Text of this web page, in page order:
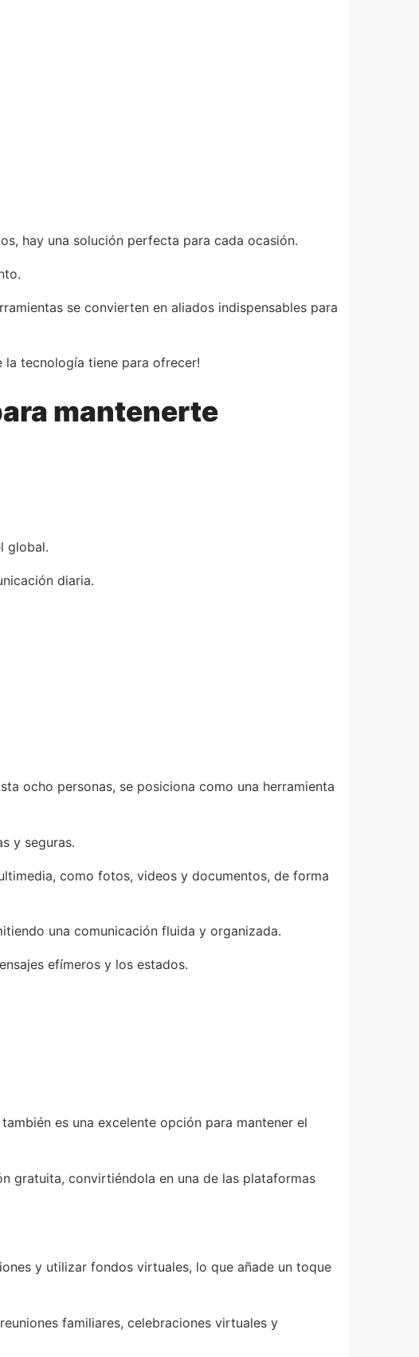
hay una solución perfecta para cada ocasión.
se convierten en aliados indispensables para
la tecnología tiene para ofrecer!
mantenerte
global.
diaria.
ocho personas, se posiciona como una herramienta
y seguras.
como fotos, videos y documentos, de forma
una comunicación fluida y organizada.
efímeros y los estados.
es una excelente opción para mantener el
gratuita, convirtiéndola en una de las plataformas
y utilizar fondos virtuales, lo que añade un toque
familiares, celebraciones virtuales y